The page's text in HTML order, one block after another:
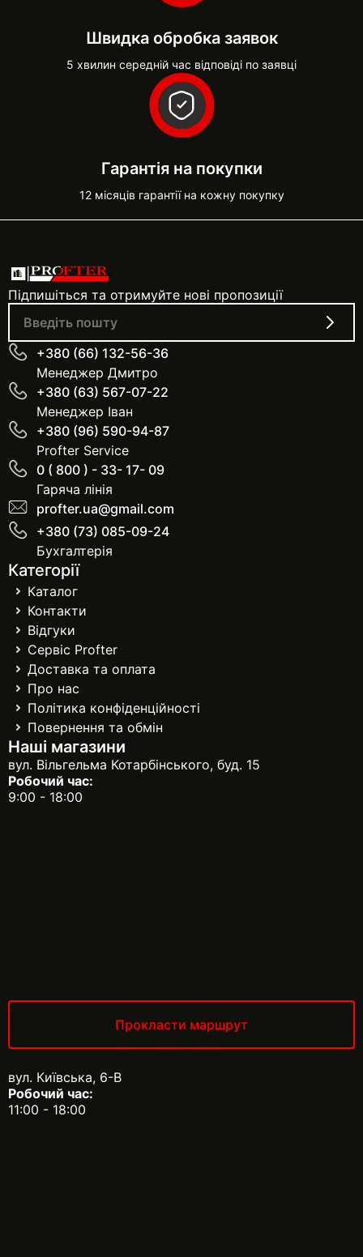
Швидка обробка заявок
5 хвилин середній час відповіді по заявці
Гарантія на покупки
12 місяців гарантії на кожну покупку
Підпишіться та отримуйте нові пропозиції
+380 (66) 132-56-36
Менеджер Дмитро
+380 (63) 567-07-22
Менеджер Іван
+380 (96) 590-94-87
Profter Service
0 ( 800 ) - 33- 17- 09
Гаряча лінія
profter.ua@gmail.com
+380 (73) 085-09-24
Бухгалтерія
Категорії
Каталог
Контакти
Відгуки
Сервіс Profter
Доставка та оплата
Про нас
Політика конфіденційності
Повернення та обмін
Наші магазини
вул. Вільгельма Котарбінського, буд. 15
Робочий час:
9:00 - 18:00
Прокласти маршрут
вул. Київська, 6-В
Робочий час:
11:00 - 18:00